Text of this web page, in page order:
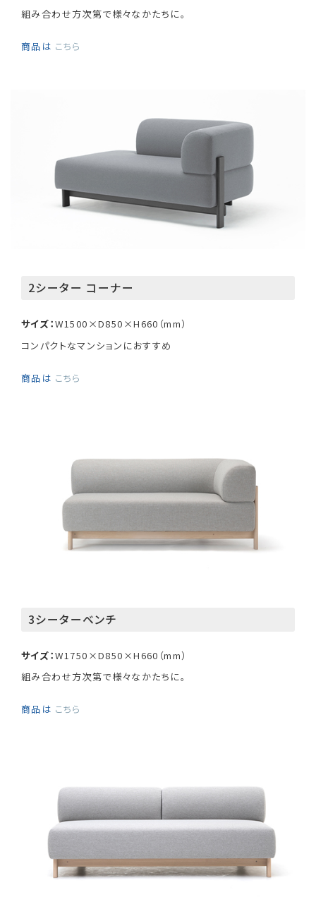
組み合わせ方次第で様々なかたちに。
商品は こちら
2シーター コーナー
サイズ：W1500×D850×H660（mm）
コンパクトなマンションにおすすめ
商品は こちら
3シーターベンチ
サイズ：W1750×D850×H660（mm）
組み合わせ方次第で様々なかたちに。
商品は こちら